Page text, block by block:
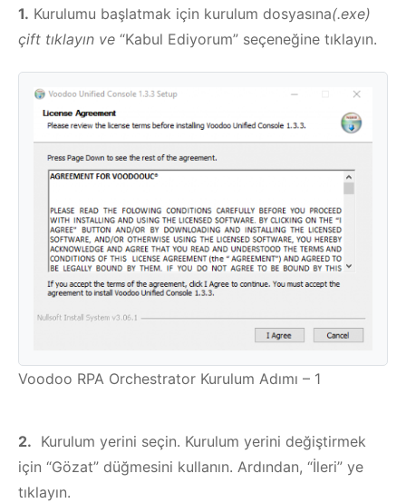
1. Kurulumu başlatmak için kurulum dosyasına(.exe)
çift tıklayın ve “Kabul Ediyorum” seçeneğine tıklayın.
Voodoo RPA Orchestrator Kurulum Adımı – 1
2. Kurulum yerini seçin. Kurulum yerini değiştirmek
için “Gözat” düğmesini kullanın. Ardından, “İleri” ye
tıklayın.